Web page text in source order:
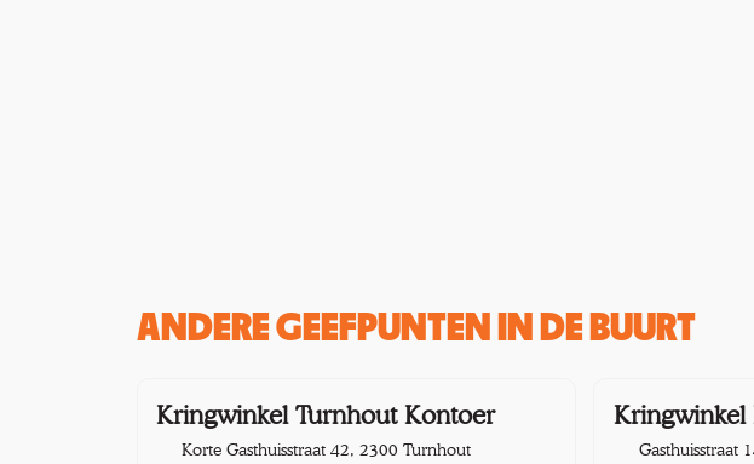
ANDERE GEEFPUNTEN IN DE BUURT
Kringwinkel Turnhout Kontoer
Korte Gasthuisstraat 42, 2300 Turnhout
Kringwinkel
Gasthuisstraat